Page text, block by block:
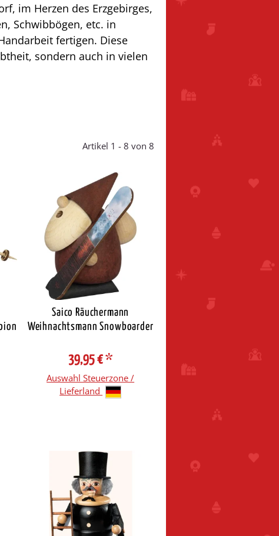
im Herzen des Erzgebirges,
Schwibbögen, etc. in
fertigen. Diese
sondern auch in vielen
Artikel 1 - 8 von 8
Saico Räuchermann
Weihnachtsmann Snowboarder
39,95 €*
Auswahl Steuerzone /
Lieferland